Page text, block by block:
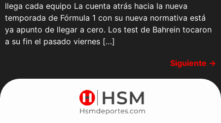
llega cada equipo La cuenta atrás hacia la nueva
temporada de Fórmula 1 con su nueva normativa está
ya apunto de llegar a cero. Los test de Bahrein tocaron
a su fin el pasado viernes […]
Siguiente →